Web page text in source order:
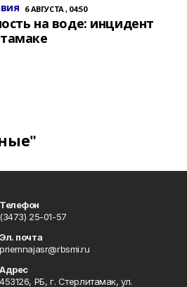
6 АВГУСТА , 04:50
на воде: инцидент
Телефон
(3473) 25-01-57
Эл. почта
priemnajasr@rbsmi.ru
Адрес
453126, РБ, г. Стерлитамак, ул.